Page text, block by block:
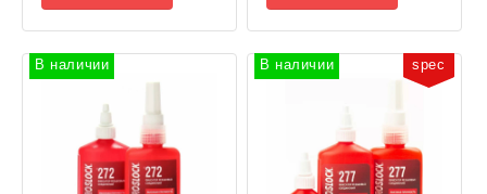
В наличии В наличии spec